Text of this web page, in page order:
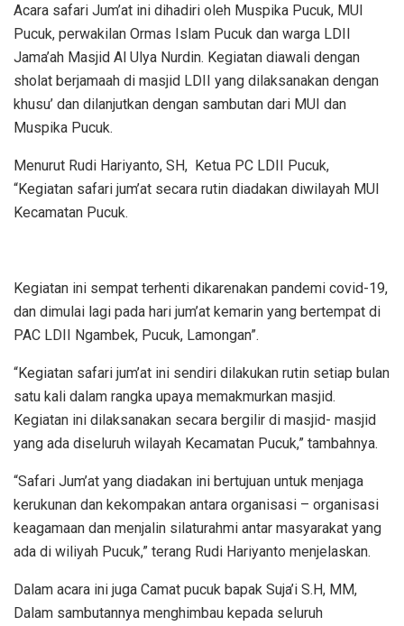
Acara safari Jum’at ini dihadiri oleh Muspika Pucuk, MUI
Pucuk, perwakilan Ormas Islam Pucuk dan warga LDII
Jama’ah Masjid Al Ulya Nurdin. Kegiatan diawali dengan
sholat berjamaah di masjid LDII yang dilaksanakan dengan
khusu’ dan dilanjutkan dengan sambutan dari MUI dan
Muspika Pucuk.
Menurut Rudi Hariyanto, SH, Ketua PC LDII Pucuk,
“Kegiatan safari jum’at secara rutin diadakan diwilayah MUI
Kecamatan Pucuk.
Kegiatan ini sempat terhenti dikarenakan pandemi covid-19,
dan dimulai lagi pada hari jum’at kemarin yang bertempat di
PAC LDII Ngambek, Pucuk, Lamongan”.
“Kegiatan safari jum’at ini sendiri dilakukan rutin setiap bulan
satu kali dalam rangka upaya memakmurkan masjid.
Kegiatan ini dilaksanakan secara bergilir di masjid- masjid
yang ada diseluruh wilayah Kecamatan Pucuk,” tambahnya.
“Safari Jum’at yang diadakan ini bertujuan untuk menjaga
kerukunan dan kekompakan antara organisasi – organisasi
keagamaan dan menjalin silaturahmi antar masyarakat yang
ada di wiliyah Pucuk,” terang Rudi Hariyanto menjelaskan.
Dalam acara ini juga Camat pucuk bapak Suja’i S.H, MM,
Dalam sambutannya menghimbau kepada seluruh